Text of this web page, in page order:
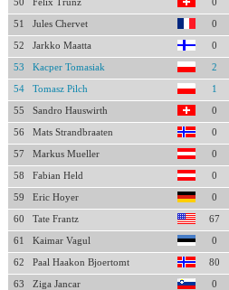
50 Felix Trunz 0
51 Jules Chervet 0
52 Jarkko Maatta 0
53 Kacper Tomasiak 2
54 Tomasz Pilch 1
55 Sandro Hauswirth 0
56 Mats Strandbraaten 0
57 Markus Mueller 0
58 Fabian Held 0
59 Eric Hoyer 0
60 Tate Frantz 67
61 Kaimar Vagul 0
62 Paal Haakon Bjoertomt 80
63 Ziga Jancar 0